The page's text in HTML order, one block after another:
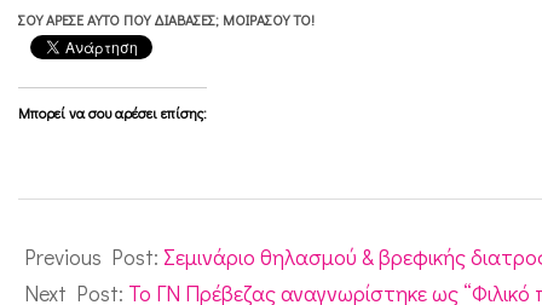
ν
δ
υ
γ
α
ΣΟΥ ΆΡΕΣΕ ΑΥΤΌ ΠΟΥ ΔΙΆΒΑΣΕΣ; ΜΟΙΡΆΣΟΥ ΤΟ!
Μπορεί να σου αρέσει επίσης:
02-
05
Previous Post: Σεμινάριο θηλασμού & βρεφικής
Next Post: Το ΓΝ Πρέβεζας αναγνωρίστηκε ως